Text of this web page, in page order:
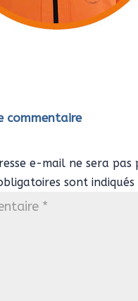
commentaire
e-mail ne sera pas
sont indiqués